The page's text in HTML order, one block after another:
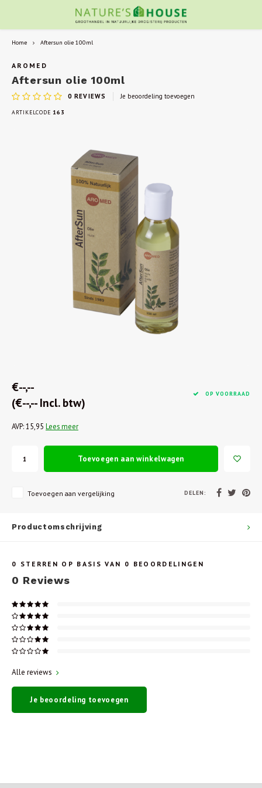
Home Aftersun olie 100ml
AROMED
Aftersun olie 100ml
0 REVIEWS Je beoordeling toevoegen
ARTIKELCODE 163
€--,--
(€--,-- Incl. btw)
OP VOORRAAD
AVP: 15,95 Lees meer
Toevoegen aan winkelwagen
Toevoegen aan vergelijking DELEN:
Productomschrijving
0 STERREN OP BASIS VAN 0 BEOORDELINGEN
0 Reviews
Alle reviews
Je beoordeling toevoegen